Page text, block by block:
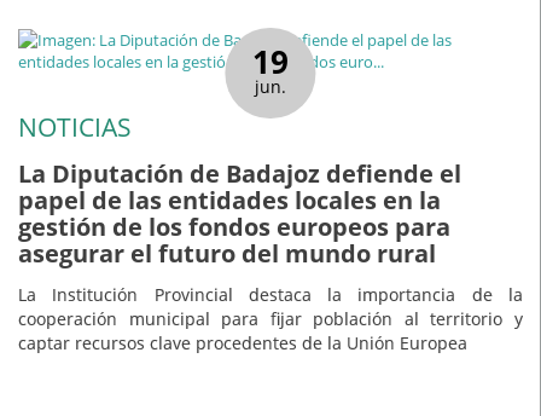
19
jun.
NOTICIAS
La Diputación de Badajoz defiende el
papel de las entidades locales en la
gestión de los fondos europeos para
asegurar el futuro del mundo rural
La Institución Provincial destaca la importancia de la
cooperación municipal para fijar población al territorio y
captar recursos clave procedentes de la Unión Europea